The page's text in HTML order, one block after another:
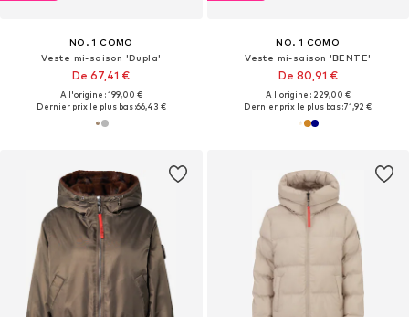
NO. 1 COMO
Veste mi-saison 'Dupla'
De 67,41 €
À l'origine : 199,00 €
Dernier prix le plus bas :66,43 €
NO. 1 COMO
Veste mi-saison 'BENTE'
De 80,91 €
À l'origine : 229,00 €
Dernier prix le plus bas :71,92 €